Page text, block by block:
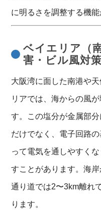
に明るさを調整する機
ベイエリア（
害・ビル風対策
大阪湾に面した南港や
リアでは、海からの風
す。この塩分が金属部
だけでなく、電子回路
って電気を通しやすく
すことがあります。海
通り道では2〜3km離れ
ります。